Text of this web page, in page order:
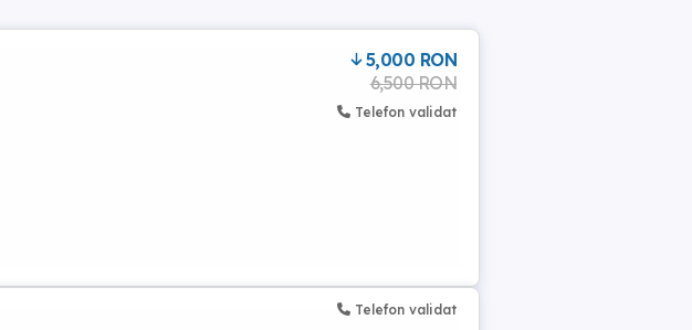
5,000 RON
6,500 RON
Telefon validat
Telefon validat